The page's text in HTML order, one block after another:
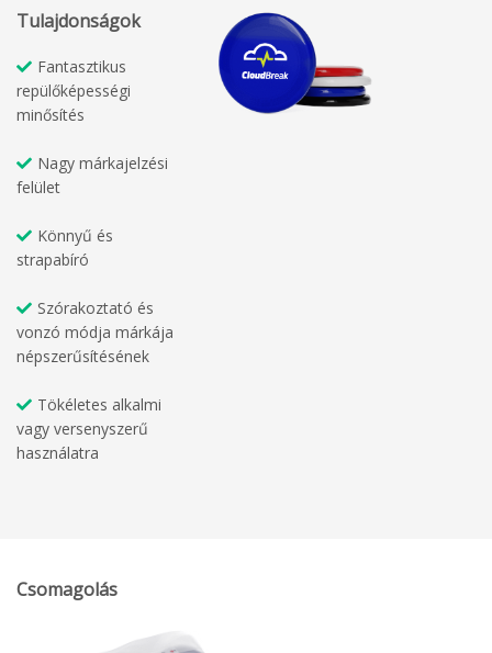
Tulajdonságok
Fantasztikus
repülőképességi
minősítés
Nagy márkajelzési
felület
Könnyű és
strapabíró
Szórakoztató és
vonzó módja márkája
népszerűsítésének
Tökéletes alkalmi
vagy versenyszerű
használatra
Csomagolás